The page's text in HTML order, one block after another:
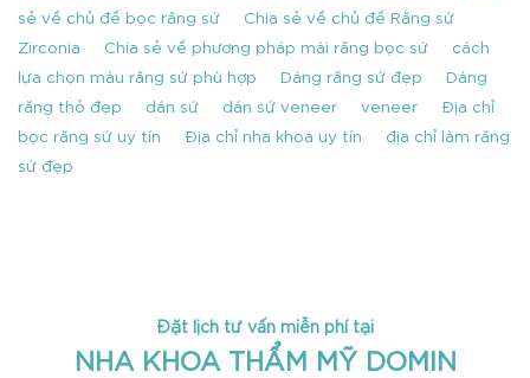
sẻ về chủ đề bọc răng sứ
Chia sẻ về chủ đề Răng sứ
Zirconia
Chia sẻ về phương pháp mài răng bọc sứ
cách
lựa chọn màu răng sứ phù hợp
Dáng răng sứ đẹp
Dáng
răng thỏ đẹp
dán sứ dán sứ veneer veneer
Địa chỉ
bọc răng sứ uy tín
Địa chỉ nha khoa uy tín
địa chỉ làm răng
sứ đẹp
Đặt lịch tư vấn miễn phí tại
NHA KHOA THẨM MỸ DOMIN